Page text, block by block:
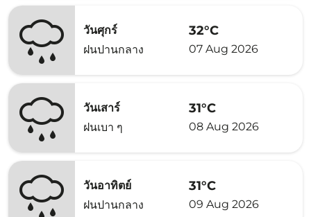
วันศุกร์
ฝนปานกลาง
32°C
07 Aug 2026
วันเสาร์
ฝนเบา ๆ
31°C
08 Aug 2026
วันอาทิตย์
ฝนปานกลาง
31°C
09 Aug 2026